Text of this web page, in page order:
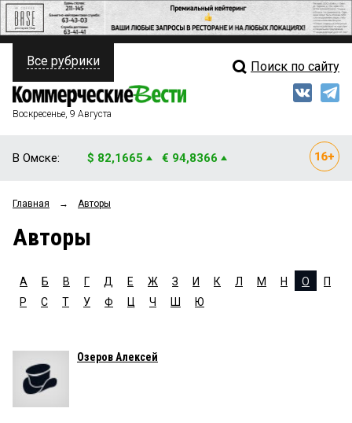
ПОЛИТИКА
ФИНАНСЫ
ОБЩЕСТВО
ЗАКОН
НОВОСТИ КОМПАНИЙ
СТИЛЬ ЖИЗНИ
Свежий выпуск
Блоги
Архив
Все рубрики Поиск по сайту
Воскресенье, 9 Августа
В Омске: $ 82,1665 € 94,8366
Главная → Авторы
Авторы
А Б В Г Д Е Ж З И К Л М Н О
П
Р
С Т У Ф Ц Ч Ш Ю
Озеров Алексей